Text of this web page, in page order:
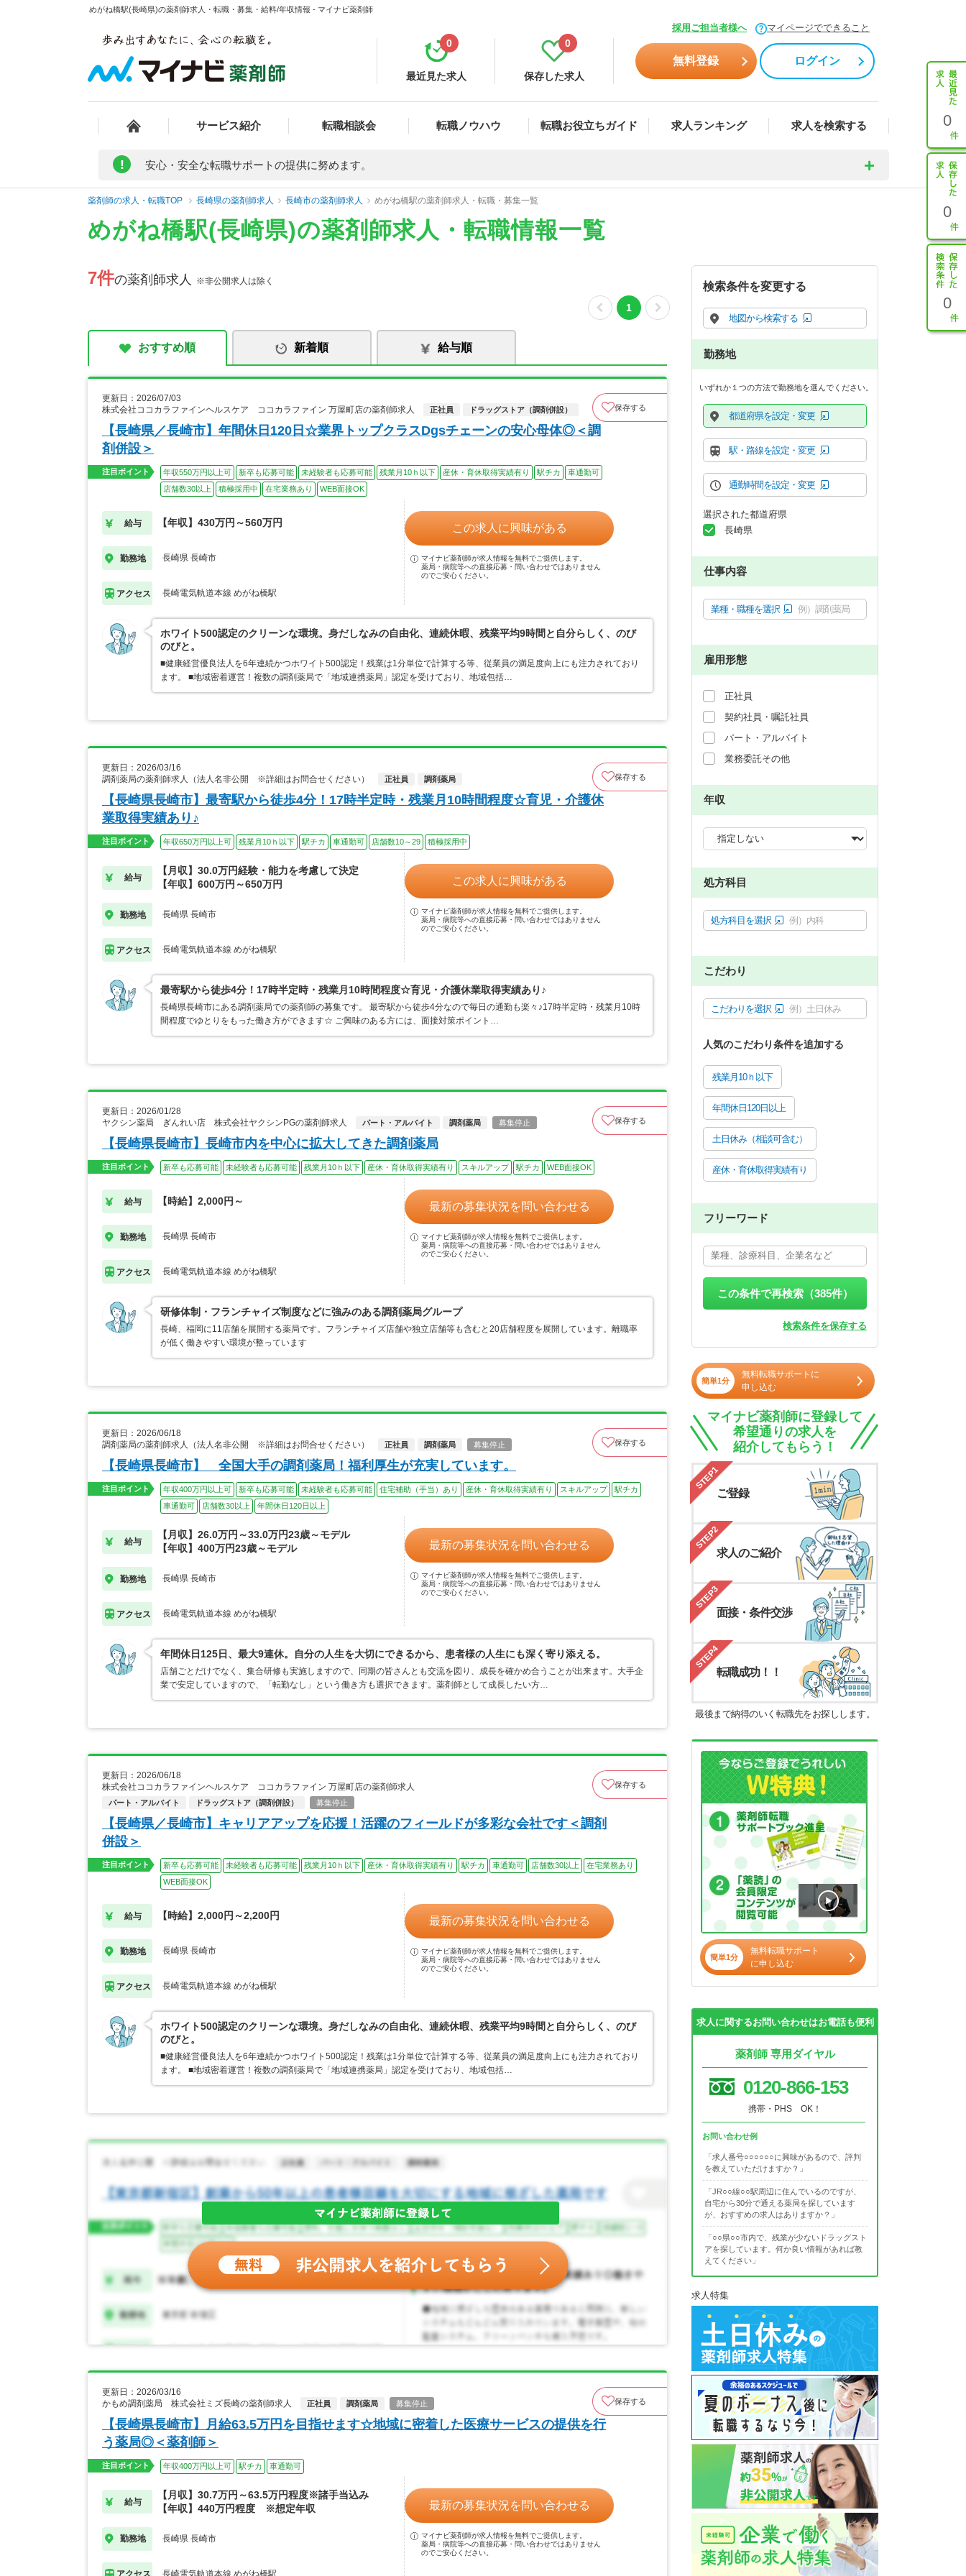
めがね橋駅(長崎県)の薬剤師求人・転職・募集・給料/年収情報 - マイナビ薬剤師
採用ご担当者様へ マイページでできること
最近見た求人
0
保存した求人
0
無料登録 ログイン
サービス紹介 転職相談会 転職ノウハウ 転職お役立ちガイド 求人ランキング 求人を検索する 0
0
0
! 安心・安全な転職サポートの提供に努めます。
薬剤師の求人・転職TOP 長崎県の薬剤師求人 長崎市の薬剤師求人 めがね橋駅の薬剤師求人・転職・募集一覧
めがね橋駅(長崎県)の薬剤師求人・転職情報一覧
7件の薬剤師求人 ※非公開求人は除く
1
おすすめ順 新着順 給与順
更新日：2026/07/03
株式会社ココカラファインヘルスケア ココカラファイン 万屋町店の薬剤師求人
正社員 ドラッグストア（調剤併設） 保存する
【長崎県／長崎市】年間休日120日☆業界トップクラスDgsチェーンの安心母体◎＜調
剤併設＞
注目ポイント 年収550万円以上可 新卒も応募可能 未経験者も応募可能 残業月10ｈ以下 産休・育休取得実績有り 駅チカ
車通勤可
店舗数30以上
積極採用中 在宅業務あり WEB面接OK
給与 【年収】430万円～560万円
勤務地 長崎県 長崎市
アクセス 長崎電気軌道本線 めがね橋駅
この求人に興味がある
マイナビ薬剤師が求人情報を無料でご提供します。
薬局・病院等への直接応募・問い合わせではありません
のでご安心ください。
ホワイト500認定のクリーンな環境。身だしなみの自由化、連続休暇、残業平均9時間と自分らしく、のび
のびと。
■健康経営優良法人を6年連続かつホワイト500認定！残業は1分単位で計算する等、従業員の満足度向上にも注力されており
ます。 ■地域密着運営！複数の調剤薬局で「地域連携薬局」認定を受けており、地域包括…
更新日：2026/03/16
調剤薬局の薬剤師求人（法人名非公開 ※詳細はお問合せください）
正社員 調剤薬局 保存する
【長崎県長崎市】最寄駅から徒歩4分！17時半定時・残業月10時間程度☆育児・介護休
業取得実績あり♪
注目ポイント 年収650万円以上可 残業月10ｈ以下 駅チカ 車通勤可 店舗数10～29 積極採用中
給与
【月収】30.0万円経験・能力を考慮して決定
【年収】600万円～650万円
勤務地 長崎県 長崎市
アクセス 長崎電気軌道本線 めがね橋駅
この求人に興味がある
マイナビ薬剤師が求人情報を無料でご提供します。
薬局・病院等への直接応募・問い合わせではありません
のでご安心ください。
最寄駅から徒歩4分！17時半定時・残業月10時間程度☆育児・介護休業取得実績あり♪
長崎県長崎市にある調剤薬局での薬剤師の募集です。 最寄駅から徒歩4分なので毎日の通勤も楽々♪17時半定時・残業月10時
間程度でゆとりをもった働き方ができます☆ ご興味のある方には、面接対策ポイント…
更新日：2026/01/28
ヤクシン薬局 ぎんれい店 株式会社ヤクシンPGの薬剤師求人
パート・アルバイト 調剤薬局 募集停止 保存する
【長崎県長崎市】長崎市内を中心に拡大してきた調剤薬局
注目ポイント 新卒も応募可能 未経験者も応募可能 残業月10ｈ以下 産休・育休取得実績有り スキルアップ 駅チカ WEB面接OK
給与 【時給】2,000円～
勤務地 長崎県 長崎市
アクセス 長崎電気軌道本線 めがね橋駅
最新の募集状況を問い合わせる
マイナビ薬剤師が求人情報を無料でご提供します。
薬局・病院等への直接応募・問い合わせではありません
のでご安心ください。
研修体制・フランチャイズ制度などに強みのある調剤薬局グループ
長崎、福岡に11店舗を展開する薬局です。フランチャイズ店舗や独立店舗等も含むと20店舗程度を展開しています。離職率
が低く働きやすい環境が整っています
更新日：2026/06/18
調剤薬局の薬剤師求人（法人名非公開 ※詳細はお問合せください）
正社員 調剤薬局 募集停止 保存する
【長崎県長崎市】 全国大手の調剤薬局！福利厚生が充実しています。
注目ポイント 年収400万円以上可 新卒も応募可能 未経験者も応募可能 住宅補助（手当）あり 産休・育休取得実績有り スキルアップ
駅チカ
車通勤可
店舗数30以上 年間休日120日以上
給与
【月収】26.0万円～33.0万円23歳～モデル
【年収】400万円23歳～モデル
勤務地 長崎県 長崎市
アクセス 長崎電気軌道本線 めがね橋駅
最新の募集状況を問い合わせる
マイナビ薬剤師が求人情報を無料でご提供します。
薬局・病院等への直接応募・問い合わせではありません
のでご安心ください。
年間休日125日、最大9連休。自分の人生を大切にできるから、患者様の人生にも深く寄り添える。
店舗ごとだけでなく、集合研修も実施しますので、同期の皆さんとも交流を図り、成長を確かめ合うことが出来ます。大手企
業で安定していますので、「転勤なし」という働き方も選択できます。薬剤師として成長したい方…
更新日：2026/06/18
株式会社ココカラファインヘルスケア ココカラファイン 万屋町店の薬剤師求人
パート・アルバイト ドラッグストア（調剤併設） 募集停止
保存する
【長崎県／長崎市】キャリアアップを応援！活躍のフィールドが多彩な会社です＜調剤
併設＞
注目ポイント 新卒も応募可能 未経験者も応募可能 残業月10ｈ以下 産休・育休取得実績有り 駅チカ 車通勤可 店舗数30以上
在宅業務あり
WEB面接OK
給与 【時給】2,000円～2,200円
勤務地 長崎県 長崎市
アクセス 長崎電気軌道本線 めがね橋駅
最新の募集状況を問い合わせる
マイナビ薬剤師が求人情報を無料でご提供します。
薬局・病院等への直接応募・問い合わせではありません
のでご安心ください。
ホワイト500認定のクリーンな環境。身だしなみの自由化、連続休暇、残業平均9時間と自分らしく、のび
のびと。
■健康経営優良法人を6年連続かつホワイト500認定！残業は1分単位で計算する等、従業員の満足度向上にも注力されており
ます。 ■地域密着運営！複数の調剤薬局で「地域連携薬局」認定を受けており、地域包括…
更新日：2026/03/16
かもめ調剤薬局 株式会社ミズ長崎の薬剤師求人
正社員 調剤薬局 募集停止 保存する
【長崎県長崎市】月給63.5万円を目指せます☆地域に密着した医療サービスの提供を行
う薬局◎＜薬剤師＞
注目ポイント 年収400万円以上可 駅チカ 車通勤可
給与
【月収】30.7万円～63.5万円程度※諸手当込み
【年収】440万円程度 ※想定年収
勤務地 長崎県 長崎市
長崎電気軌道本線 めがね橋駅
最新の募集状況を問い合わせる
マイナビ薬剤師が求人情報を無料でご提供します。
薬局・病院等への直接応募・問い合わせではありません
のでご安心ください。
検索条件を変更する
地図から検索する
勤務地
いずれか１つの方法で勤務地を選んでください。
都道府県を設定・変更
駅・路線を設定・変更
通勤時間を設定・変更
選択された都道府県
長崎県
仕事内容
業種・職種を選択 例）調剤薬局
雇用形態
正社員
契約社員・嘱託社員
パート・アルバイト
業務委託その他
年収
処方科目
処方科目を選択 例）内科
こだわり
こだわりを選択 例）土日休み
人気のこだわり条件を追加する
残業月10ｈ以下
年間休日120日以上
土日休み（相談可含む）
産休・育休取得実績有り
フリーワード
この条件で再検索（385件）
検索条件を保存する
簡単1分
無料転職サポートに
申し込む
マイナビ薬剤師に登録して
希望通りの求人を
紹介してもらう！
STEP1
ご登録
STEP2
求人のご紹介
STEP3
面接・条件交渉
STEP4
転職成功！！
最後まで納得のいく転職先をお探しします。
簡単1分
無料転職サポート
に申し込む
求人に関するお問い合わせはお電話も便利
薬剤師 専用ダイヤル
0120-866-153
携帯・PHS OK！
お問い合わせ例
「求人番号○○○○○○に興味があるので、評判
を教えていただけますか？」
「JR○○線○○駅周辺に住んでいるのですが、
自宅から30分で通える薬局を探しています
が、おすすめの求人はありますか？」
「○○県○○市内で、残業が少ないドラッグスト
アを探しています。何か良い情報があれば教
えてください」
求人特集